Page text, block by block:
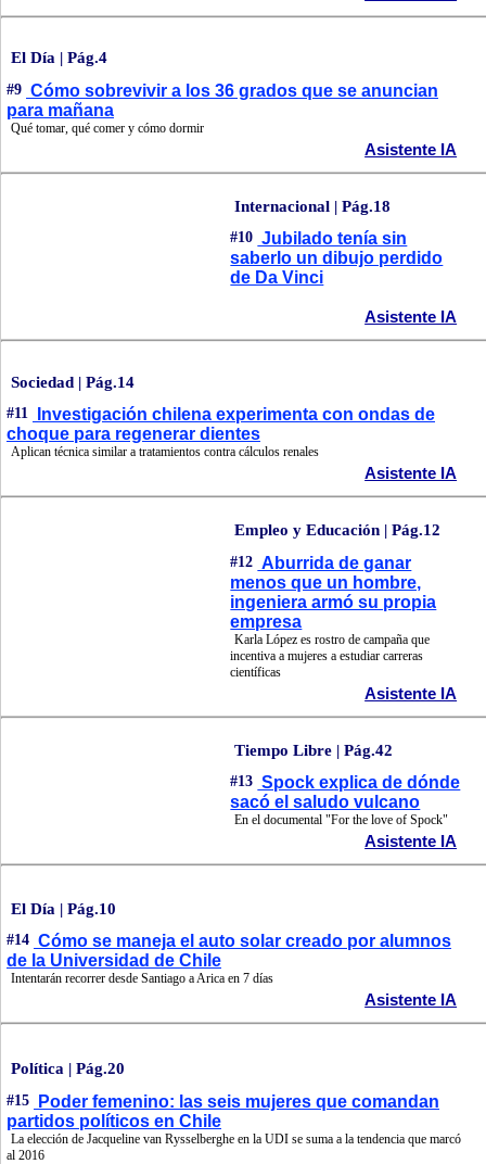
El Día | Pág.4
#9 Cómo sobrevivir a los 36 grados que se anuncian
para mañana
Qué tomar, qué comer y cómo dormir
Asistente IA
Internacional | Pág.18
#10 Jubilado tenía sin
saberlo un dibujo perdido
de Da Vinci
Asistente IA
Sociedad | Pág.14
#11
Investigación chilena experimenta con ondas de
choque para regenerar dientes
Aplican técnica similar a tratamientos contra cálculos renales
Asistente IA
Empleo y Educación | Pág.12
#12 Aburrida de ganar
menos que un hombre,
ingeniera armó su propia
empresa
Karla López es rostro de campaña que
incentiva a mujeres a estudiar carreras
científicas
Asistente IA
Tiempo Libre | Pág.42
#13 Spock explica de dónde
sacó el saludo vulcano
En el documental "For the love of Spock"
Asistente IA
El Día | Pág.10
#14 Cómo se maneja el auto solar creado por alumnos
de la Universidad de Chile
Intentarán recorrer desde Santiago a Arica en 7 días
Asistente IA
Política | Pág.20
#15
Poder femenino: las seis mujeres que comandan
partidos políticos en Chile
La elección de Jacqueline van Rysselberghe en la UDI se suma a la tendencia que marcó
al 2016